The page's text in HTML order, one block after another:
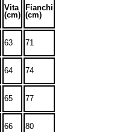
Vita
(cm)
Fianchi
(cm)
63 71
64 74
65 77
66 80